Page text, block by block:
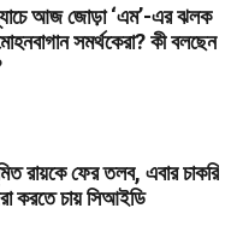
আজ জোড়া ‘এম’-এর ঝলক
সমর্থকেরা? কী বলছেন
রায়কে ফের তলব, এবার চাকরি
করতে চায় সিআইডি